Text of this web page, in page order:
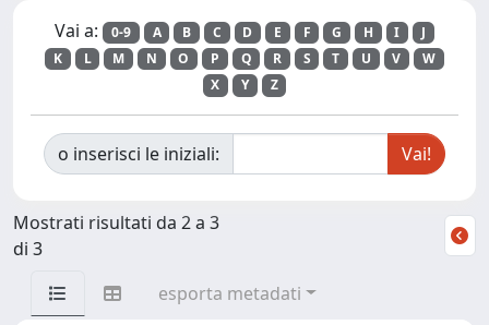
Vai a: 0-9 A B C D E F G H I
J
K
L M N O P Q R S T U V
W
X
Y Z
o inserisci le iniziali:
Mostrati risultati da 2 a 3
di 3
esporta metadati